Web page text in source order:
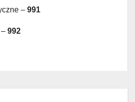
– 991
992